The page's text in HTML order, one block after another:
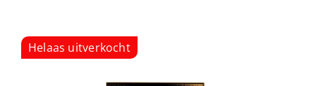
Helaas uitverkocht